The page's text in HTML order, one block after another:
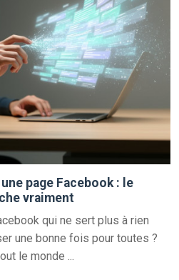
page Facebook : le
vraiment
qui ne sert plus à rien
une bonne fois pour toutes ?
le monde ...